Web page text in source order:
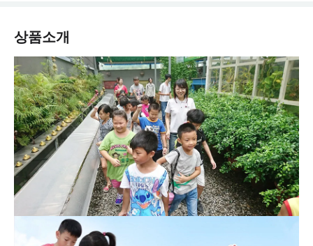
상품소개